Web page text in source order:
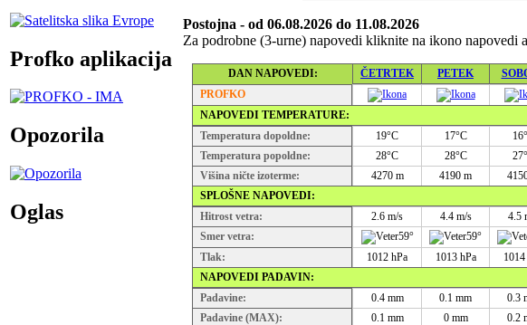
Profko aplikacija
Opozorila
Oglas
Postojna - od 06.08.2026 do 11.08.2026
Za podrobne (3-urne) napovedi kliknite na ikono napovedi
DAN NAPOVEDI: ČETRTEK PETEK
PROFKO
NAPOVEDI TEMPERATURE:
Temperatura dopoldne:
19°C 17°C
Temperatura popoldne:
28°C 28°C
Višina ničte izoterme:
4270 m 4190 m
SPLOŠNE NAPOVEDI:
Hitrost vetra:
2.6 m/s 4.4 m/s 4.5
Smer vetra:
59° 59°
Tlak:
1012 hPa 1013 hPa 1014
NAPOVEDI PADAVIN:
Padavine:
0.4 mm 0.1 mm 0.3
Padavine (MAX):
0.1 mm 0 mm 0.2